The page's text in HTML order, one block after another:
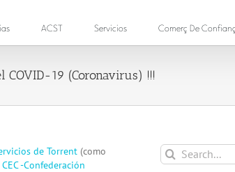
ACST Servicios Comerç De
COVID-19 (Coronavirus) !!!
de Torrent(como
-Confederación
Search
for: